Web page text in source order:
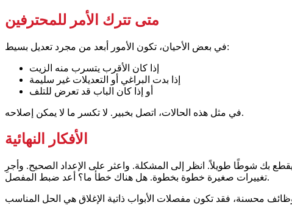
متى تترك الأمر للمحترفين
في بعض الأحيان، تكون الأمور أبعد من مجرد تعديل بسيط:
إذا كان الأقرب يتسرب منه الزيت
إذا بدت البراغي أو التعديلات غير سليمة
أو إذا كان الباب قد تعرض للتلف
في مثل هذه الحالات، اتصل بخبير. لا تكسر ما لا يمكن إصلاحه.
الأفكار النهائية
بك شوطًا طويلاً. انظر إلى المشكلة. واعثر على الإعداد الصحيح. وأجرِ
تغييرات صغيرة خطوة بخطوة. هل هناك خطأ ما؟ أعد ضبط المفصل.